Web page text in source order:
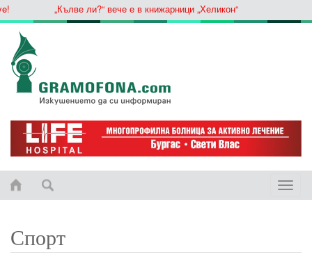
„Кълве ли?“ вече е в книжарници „Хеликон“
Toggle
Спорт